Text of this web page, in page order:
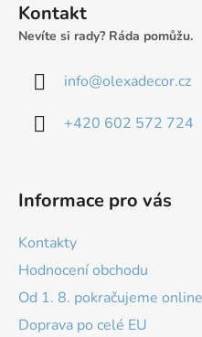
Kontakt
Nevíte si rady? Ráda pomůžu.
info@olexadecor.cz
+420 602 572 724
Informace pro vás
Kontakty
Hodnocení obchodu
Od 1. 8. pokračujeme online
Doprava po celé EU